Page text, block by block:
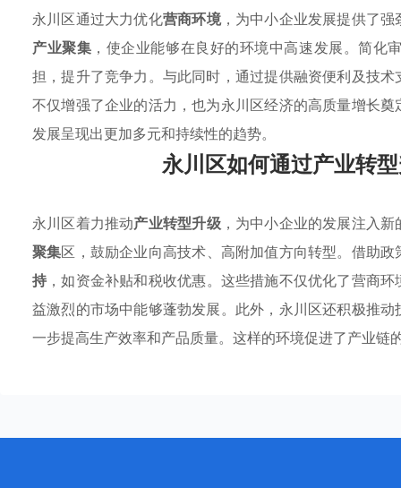
永川区通过大力优化营商环境，为中小企业发展提供了
产业聚集 ，使企业能够在良好的环境中高速发展。简
担，提升了竞争力。与此同时，通过提供融资便利及技
不仅增强了企业的活力，也为永川区经济的高质量增长
发展呈现出更加多元和持续性的趋势。
永川区如何通过产业转
永川区着力推动产业转型升级，为中小企业的发展注入
聚集区，鼓励企业向高技术、高附加值方向转型。借助
持 ，如资金补贴和税收优惠。这些措施不仅优化了营商
益激烈的市场中能够蓬勃发展。此外，永川区还积极推
一步提高生产效率和产品质量。这样的环境促进了产业链